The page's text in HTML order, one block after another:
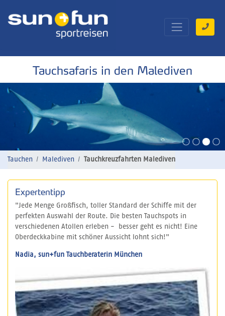
Tauchsafaris in den Malediven
Tauchen Malediven Tauchkreuzfahrten Malediven
Expertentipp
"Jede Menge Großfisch, toller Standard der Schiffe mit der
perfekten Auswahl der Route. Die besten Tauchspots in
verschiedenen Atollen erleben - besser geht es nicht! Eine
Oberdeckkabine mit schöner Aussicht lohnt sich!"
Nadia, sun+fun Tauchberaterin München